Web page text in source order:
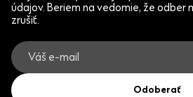
údajov. Beriem na vedomie, že odber
zrušiť.
Odoberať